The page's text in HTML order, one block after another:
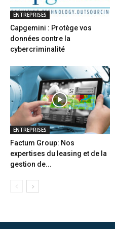
ENTREPRISES
Capgemini : Protège vos
données contre la
cybercriminalité
ENTREPRISES
Factum Group: Nos
expertises du leasing et de la
gestion de...